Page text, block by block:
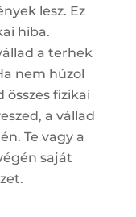
lesz. Ez
hiba.
a terhek
nem húzol
fizikai
a vállad
Te vagy a
saját